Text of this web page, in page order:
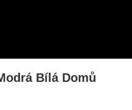
Bílá Domů